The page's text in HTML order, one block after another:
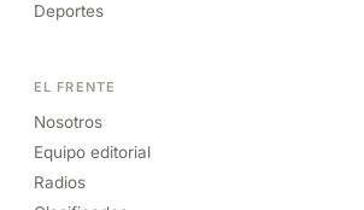
Deportes
EL FRENTE
Nosotros
Equipo editorial
Radios